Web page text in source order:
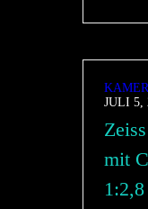
JULI 5,
mit